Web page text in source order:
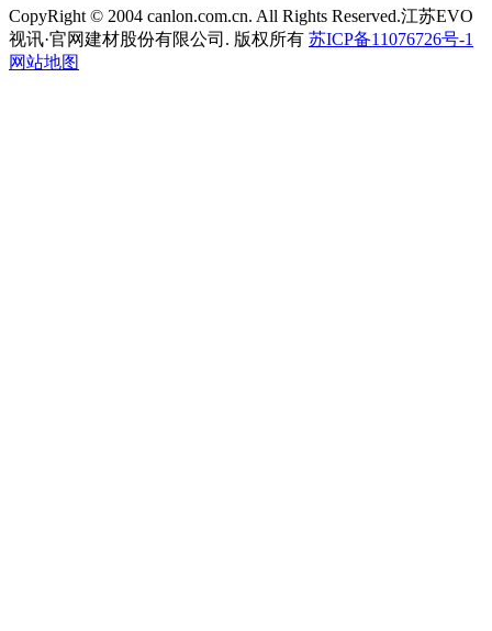
CopyRight © 2004 canlon.com.cn. All Rights Reserved.江苏EVO
视讯·官网建材股份有限公司. 版权所有 苏ICP备11076726号-1
网站地图